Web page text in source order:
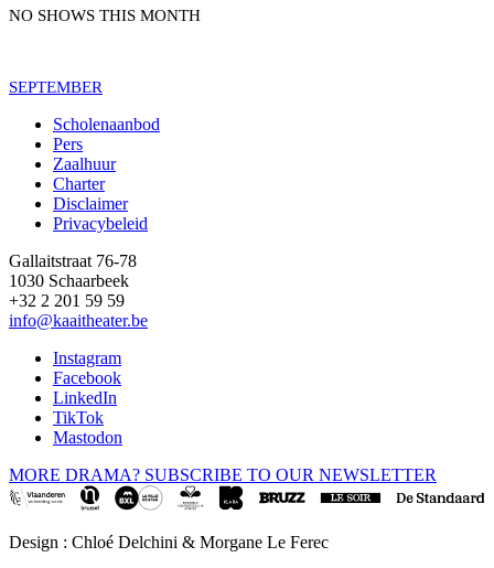
NO SHOWS THIS MONTH
SEPTEMBER
Footer
Scholenaanbod
Pers
Zaalhuur
Charter
Disclaimer
Privacybeleid
Gallaitstraat 76-78
1030 Schaarbeek
+32 2 201 59 59
info@kaaitheater.be
Instagram
Facebook
LinkedIn
TikTok
Mastodon
MORE DRAMA? SUBSCRIBE TO OUR NEWSLETTER
Design : Chloé Delchini & Morgane Le Ferec